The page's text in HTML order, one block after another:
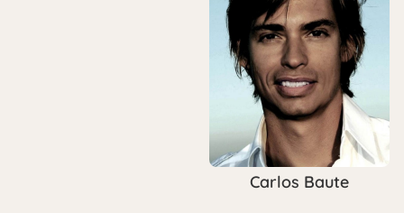
Carlos Baute